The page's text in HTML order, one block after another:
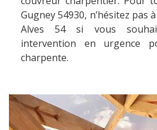
Gugney 54930, n’hésitez pas
Alves 54 si vous
intervention en urgence
charpente.